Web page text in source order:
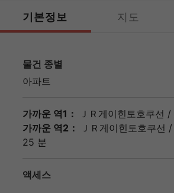
기본정보 지도
물건 종별
아파트
가까운 역1： ＪＲ게이힌토호쿠선 /
가까운 역2：
ＪＲ게이힌토호쿠선 /
25 분
액세스